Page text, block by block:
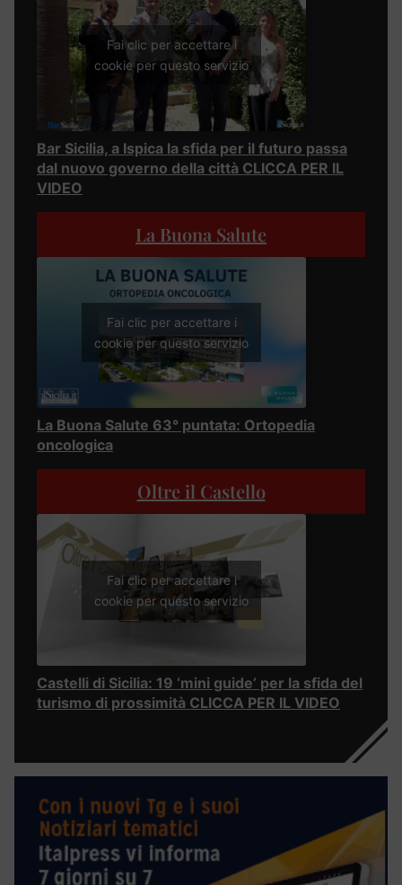
Fai clic per accettare i
cookie per questo servizio
Bar Sicilia, a Ispica la sfida per il futuro passa
dal nuovo governo della città CLICCA PER IL
VIDEO
La Buona Salute
Fai clic per accettare i
cookie per questo servizio
La Buona Salute 63° puntata: Ortopedia
oncologica
Oltre il Castello
Fai clic per accettare i
cookie per questo servizio
Castelli di Sicilia: 19 ‘mini guide’ per la sfida del
turismo di prossimità CLICCA PER IL VIDEO